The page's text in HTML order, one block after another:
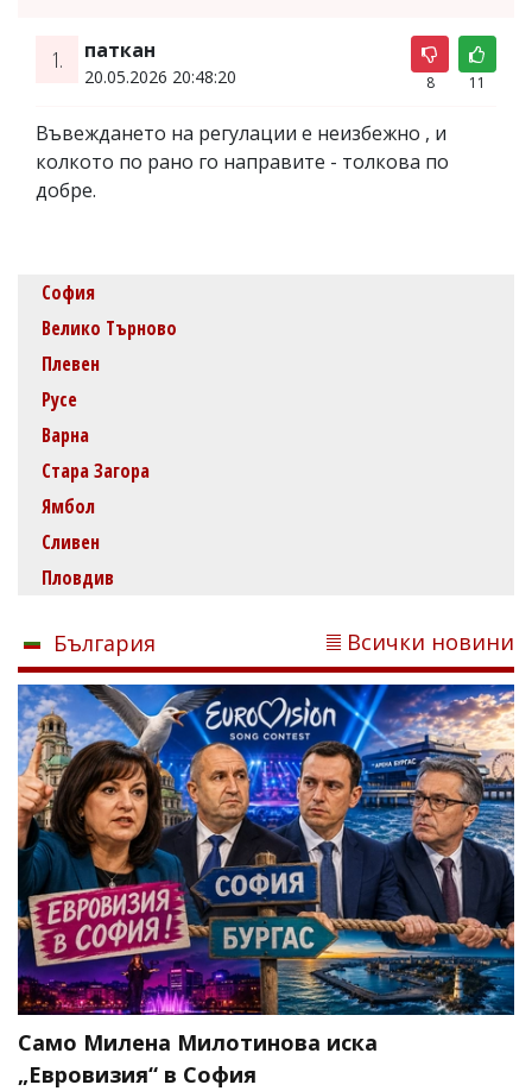
1. паткан
20.05.2026 20:48:20 8 11
Въвеждането на регулации е неизбежно , и
колкото по рано го направите - толкова по
добре.
София
Велико Търново
Плевен
Русе
Варна
Стара Загора
Ямбол
Сливен
Пловдив
България Всички новини
Само Милена Милотинова иска
„Евровизия“ в София